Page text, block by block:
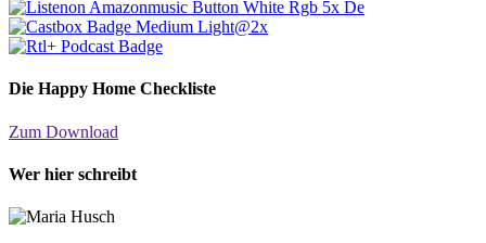
Die Happy Home Checkliste
Zum Download
Wer hier schreibt